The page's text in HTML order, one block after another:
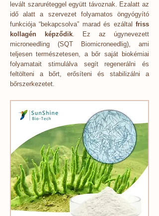
levált szaruréteggel együtt távoznak. Ezalatt az
idő alatt a szervezet folyamatos öngyógyító
funkciója “bekapcsolva” marad és ezáltal friss
kollagén képződik. Ez az úgynevezett
microneedling (SQT Biomicroneedlig), ami
teljesen természetesen, a bőr saját biokémiai
folyamatait stimulálva segít regenerálni és
feltölteni a bőrt, erősíteni és stabilizálni a
bőrszerkezetet.